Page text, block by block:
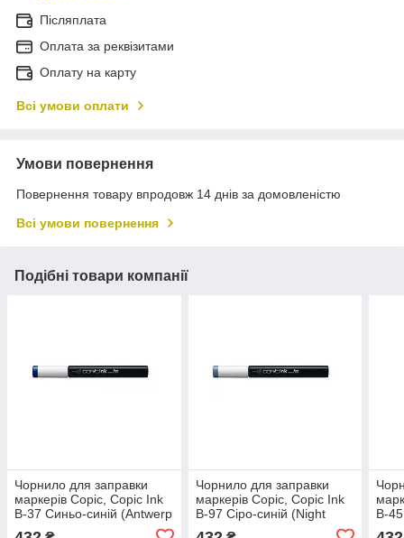
Післяплата
Оплата за реквізитами
Оплату на карту
Всі умови оплати
Умови повернення
Повернення товару впродовж 14 днів за домовленістю
Всі умови повернення
Подібні товари компанії
Чорнило для заправки
маркерів Copic, Copic Ink
B-37 Синьо-синій (Antwerp
Чорнило для заправки
маркерів Copic, Copic Ink
B-97 Сіро-синій (Night
B-